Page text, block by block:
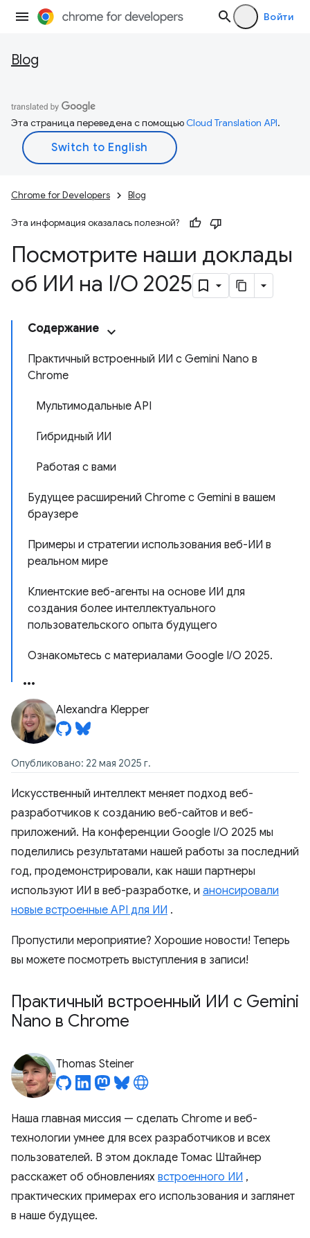
Войти
Blog
Эта страница переведена с помощьюCloud Translation API.
Chrome for Developers Blog
Эта информация оказалась полезной?
Посмотрите наши доклады
об ИИ на I/O 2025
Содержание
Практичный встроенный ИИ с Gemini Nano в
Chrome
Мультимодальные API
Гибридный ИИ
Работая с вами
Будущее расширений Chrome с Gemini в вашем
браузере
Примеры и стратегии использования веб-ИИ в
реальном мире
Клиентские веб-агенты на основе ИИ для
создания более интеллектуального
пользовательского опыта будущего
Ознакомьтесь с материалами Google I/O 2025.
Alexandra Klepper
Опубликовано: 22 мая 2025 г.
Искусственный интеллект меняет подход веб-
разработчиков к созданию веб-сайтов и веб-
приложений. На конференции Google I/O 2025 мы
поделились результатами нашей работы за последний
год, продемонстрировали, как наши партнеры
используют ИИ в веб-разработке, и анонсировали
новые встроенные API для ИИ .
Пропустили мероприятие? Хорошие новости! Теперь
вы можете посмотреть выступления в записи!
Практичный встроенный ИИ с Gemini
Nano в Chrome
Thomas Steiner
Наша главная миссия — сделать Chrome и веб-
технологии умнее для всех разработчиков и всех
пользователей. В этом докладе Томас Штайнер
расскажет об обновлениях встроенного ИИ ,
практических примерах его использования и заглянет
в наше будущее.